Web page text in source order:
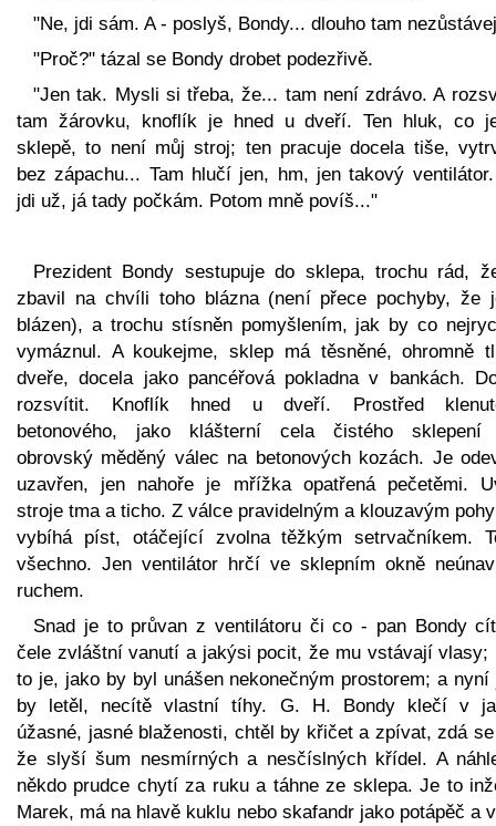
"Ne, jdi sám. A - poslyš, Bondy... dlouho tam
"Proč?" tázal se Bondy drobet podezřivě.
"Jen tak. Mysli si třeba, že... tam není zdrávo. A
tam žárovku, knoflík je hned u dveří. Ten hluk, co
sklepě, to není můj stroj; ten pracuje docela tiše,
bez zápachu... Tam hlučí jen, hm, jen takový
jdi už, já tady počkám. Potom mně povíš..."
Prezident Bondy sestupuje do sklepa, trochu rád,
zbavil na chvíli toho blázna (není přece pochyby, že
blázen), a trochu stísněn pomyšlením, jak by co
vymáznul. A koukejme, sklep má těsněné, ohromně
dveře, docela jako pancéřová pokladna v bankách.
rozsvítit. Knoflík hned u dveří. Prostřed
betonového, jako klášterní cela čistého sklepení
obrovský měděný válec na betonových kozách. Je
uzavřen, jen nahoře je mřížka opatřená pečetěmi.
stroje tma a ticho. Z válce pravidelným a klouzavým
vybíhá píst, otáčející zvolna těžkým setrvačníkem.
všechno. Jen ventilátor hrčí ve sklepním okně
ruchem.
Snad je to průvan z ventilátoru či co - pan Bondy
čele zvláštní vanutí a jakýsi pocit, že mu vstávají vlasy;
to je, jako by byl unášen nekonečným prostorem; a nyní
by letěl, necítě vlastní tíhy. G. H. Bondy klečí v
úžasné, jasné blaženosti, chtěl by křičet a zpívat, zdá
že slyší šum nesmírných a nesčíslných křídel. A
někdo prudce chytí za ruku a táhne ze sklepa. Je to
Marek, má na hlavě kuklu nebo skafandr jako potápěč a